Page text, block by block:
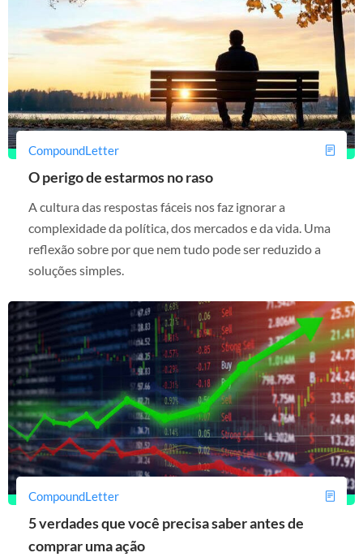
CompoundLetter
O perigo de estarmos no raso
A cultura das respostas fáceis nos faz ignorar a
complexidade da política, dos mercados e da vida. Uma
reflexão sobre por que nem tudo pode ser reduzido a
soluções simples.
CompoundLetter
5 verdades que você precisa saber antes de
comprar uma ação